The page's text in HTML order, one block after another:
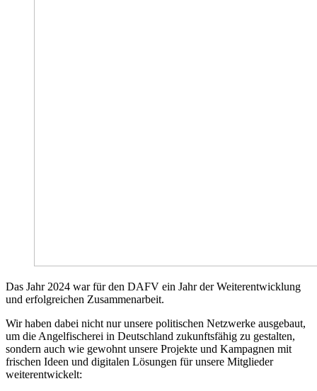
Das Jahr 2024 war für den DAFV ein Jahr der Weiterentwicklung
und erfolgreichen Zusammenarbeit.
Wir haben dabei nicht nur unsere politischen Netzwerke ausgebaut,
um die Angelfischerei in Deutschland zukunftsfähig zu gestalten,
sondern auch wie gewohnt unsere Projekte und Kampagnen mit
frischen Ideen und digitalen Lösungen für unsere Mitglieder
weiterentwickelt: